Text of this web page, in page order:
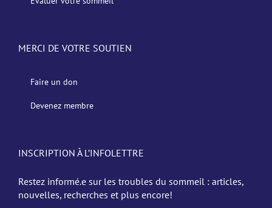
MERCI DE VOTRE SOUTIEN
Faire un don
Devenez membre
INSCRIPTION À L’INFOLETTRE
Restez informé.e sur les troubles du sommeil : articles,
nouvelles, recherches et plus encore!